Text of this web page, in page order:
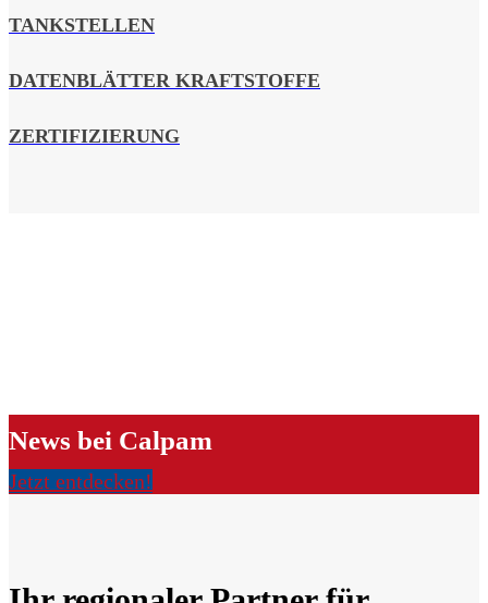
TANKSTELLEN
DATENBLÄTTER KRAFTSTOFFE
ZERTIFIZIERUNG
News bei Calpam
Jetzt entdecken!